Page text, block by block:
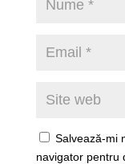
Salvează-mi
navigator pentru